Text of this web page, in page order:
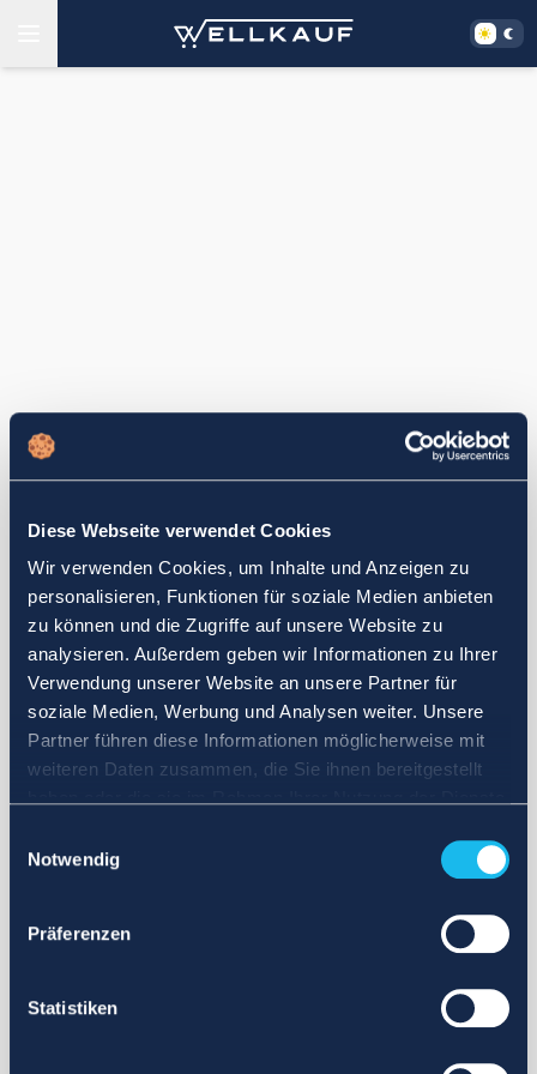
Diese Webseite verwendet Cookies
Wir verwenden Cookies, um Inhalte und Anzeigen zu
personalisieren, Funktionen für soziale Medien anbieten
zu können und die Zugriffe auf unsere Website zu
analysieren. Außerdem geben wir Informationen zu Ihrer
Verwendung unserer Website an unsere Partner für
soziale Medien, Werbung und Analysen weiter. Unsere
Partner führen diese Informationen möglicherweise mit
weiteren Daten zusammen, die Sie ihnen bereitgestellt
Notwendig
Präferenzen
Statistiken